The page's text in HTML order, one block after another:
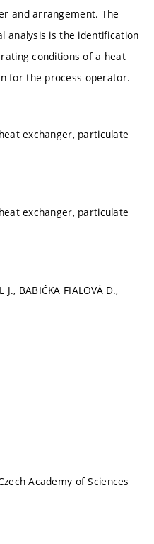
and arrangement. The
analysis is the identification
conditions of a heat
for the process operator.
exchanger, particulate
exchanger, particulate
J., BABIČKA FIALOVÁ D.,
Academy of Sciences